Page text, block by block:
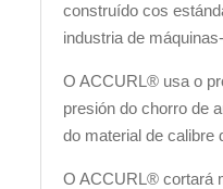
construído cos
industria de
O ACCURL® usa o
presión do chorro de
do material de calibre
O ACCURL® cortará